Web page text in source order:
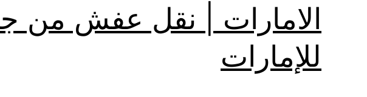
الامارات | نقل عفش من
للإمارات